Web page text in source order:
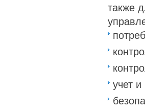
также
учет